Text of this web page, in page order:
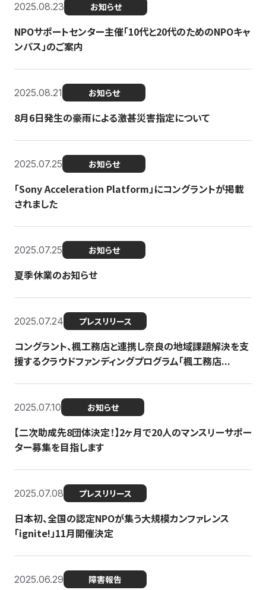
2025.08.23 お知らせ
NPOサポートセンター主催「10代と20代のためのNPOキャ
ンパス」のご案内
2025.08.21 お知らせ
8月6日発生の豪雨による激甚災害指定について
2025.07.25 お知らせ
「Sony Acceleration Platform」にコングラントが掲載
されました
2025.07.25 お知らせ
夏季休業のお知らせ
2025.07.24 プレスリリース
コングラント、楓工務店と連携し奈良の地域課題解決を支
援するクラウドファンディングプログラム「楓工務店...
2025.07.10 お知らせ
【二次助成先8団体決定！】2ヶ月で20人のマンスリーサポー
ター募集を目指します
2025.07.08 プレスリリース
日本初、全国の認定NPOが集う大規模カンファレンス
「ignite!」11月開催決定
2025.06.29 障害報告